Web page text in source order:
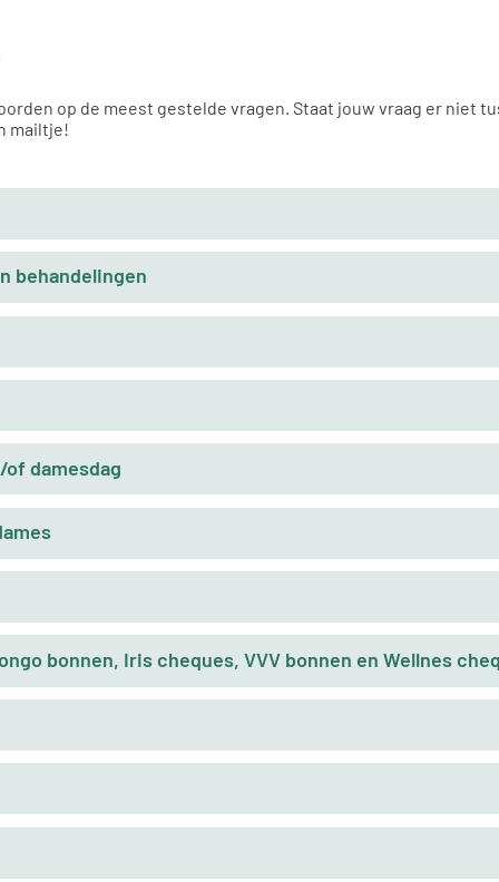
op de meest gestelde vragen. Staat jouw vraag er niet
mailtje!
behandelingen
of damesdag
bonnen, Iris cheques, VVV bonnen en Wellnes